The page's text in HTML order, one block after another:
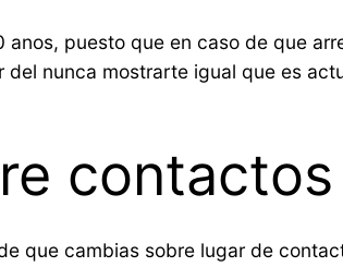
puesto que en caso de que
del nunca mostrarte igual que es
contactos
que cambias sobre lugar de